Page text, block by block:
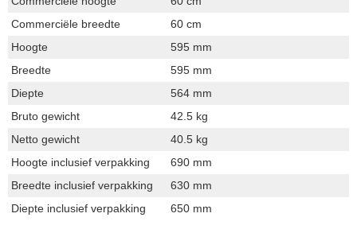
Commerciële breedte
60 cm
Hoogte
595 mm
Breedte
595 mm
Diepte
564 mm
Bruto gewicht
42.5 kg
Netto gewicht
40.5 kg
Hoogte inclusief verpakking
690 mm
Breedte inclusief verpakking
630 mm
Diepte inclusief verpakking
650 mm